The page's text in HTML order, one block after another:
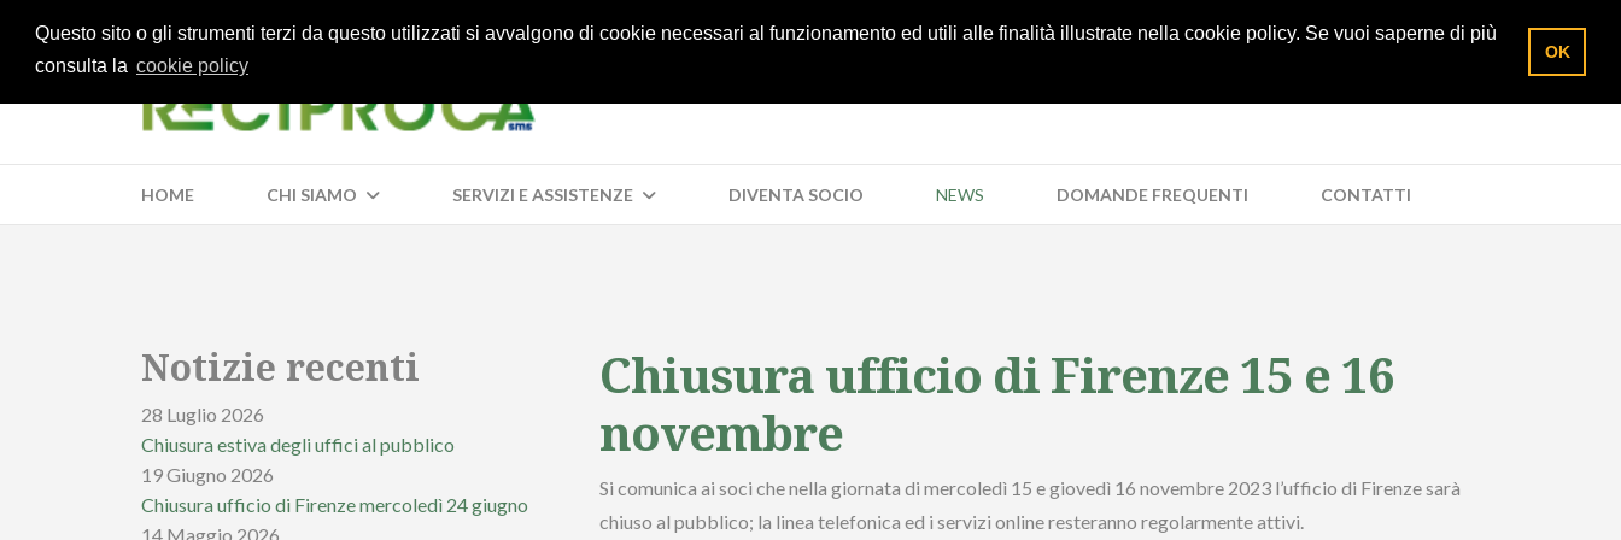
Questo sito o gli strumenti terzi da questo utilizzati si avvalgono di cookie necessari al funzionamento ed utili alle finalità illustrate nella cookie policy. Se vuoi saperne di più
consulta la cookie policy
OK
055/285961 Richiedi un preventivo Area socio
HOME CHI SIAMO SERVIZI E ASSISTENZE DIVENTA SOCIO NEWS DOMANDE FREQUENTI CONTATTI
Notizie recenti
28 Luglio 2026
Chiusura estiva degli uffici al pubblico
19 Giugno 2026
Chiusura ufficio di Firenze mercoledì 24 giugno
14 Maggio 2026
Chiusura ufficio di Firenze 15 e 16
novembre
Si comunica ai soci che nella giornata di mercoledì 15 e giovedì 16 novembre 2023 l’ufficio di Firenze sarà
chiuso al pubblico; la linea telefonica ed i servizi online resteranno regolarmente attivi.